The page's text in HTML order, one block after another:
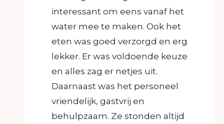
interessant om eens vanaf het
water mee te maken. Ook het
eten was goed verzorgd en erg
lekker. Er was voldoende keuze
en alles zag er netjes uit.
Daarnaast was het personeel
vriendelijk, gastvrij en
behulpzaam. Ze stonden altijd